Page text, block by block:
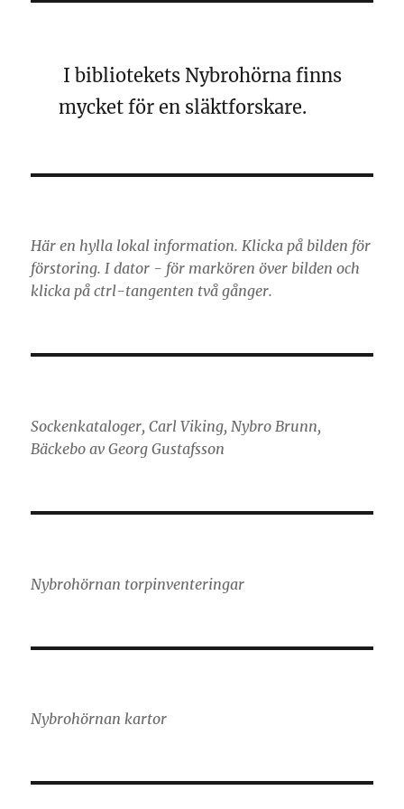
I bibliotekets Nybrohörna finns
mycket för en släktforskare.
Här en hylla lokal information. Klicka på bilden för
förstoring. I dator - för markören över bilden och
klicka på ctrl-tangenten två gånger.
Sockenkataloger, Carl Viking, Nybro Brunn,
Bäckebo av Georg Gustafsson
Nybrohörnan torpinventeringar
Nybrohörnan kartor